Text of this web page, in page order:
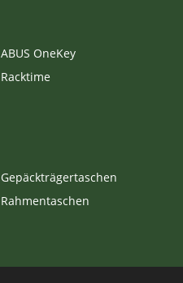
ABUS OneKey
Racktime
Gepäckträgertaschen
Rahmentaschen